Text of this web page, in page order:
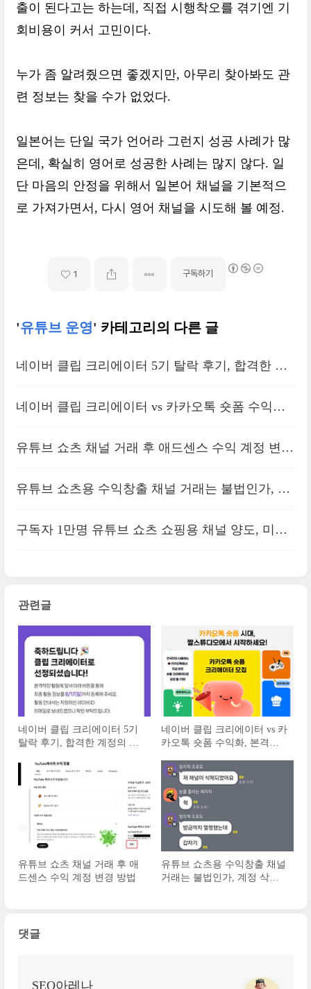
출이 된다고는 하는데, 직접 시행착오를 겪기엔 기
회비용이 커서 고민이다.
누가 좀 알려줬으면 좋겠지만, 아무리 찾아봐도 관
련 정보는 찾을 수가 없었다.
일본어는 단일 국가 언어라 그런지 성공 사례가 많
은데, 확실히 영어로 성공한 사례는 많지 않다. 일
단 마음의 안정을 위해서 일본어 채널을 기본적으
로 가져가면서, 다시 영어 채널을 시도해 볼 예정.
1 구독하기
'유튜브 운영' 카테고리의 다른 글
네이버 클립 크리에이터 5기 탈락 후기, 합격한 계
네이버 클립 크리에이터 vs 카카오톡 숏폼 수익화,
유튜브 쇼츠 채널 거래 후 애드센스 수익 계정 변경
유튜브 쇼츠용 수익창출 채널 거래는 불법인가, 계
구독자 1만명 유튜브 쇼츠 쇼핑용 채널 양도, 미국
관련글
네이버 클립 크리에이터 5기
탈락 후기, 합격한 계정의 구
네이버 클립 크리에이터 vs 카
카오톡 숏폼 수익화, 본격적
유튜브 쇼츠 채널 거래 후 애
드센스 수익 계정 변경 방법
유튜브 쇼츠용 수익창출 채널
거래는 불법인가, 계정 삭제
댓글
SEO아레나